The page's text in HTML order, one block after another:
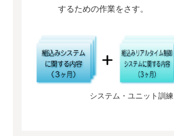
するための作業をさす。
システム・ユニット訓練